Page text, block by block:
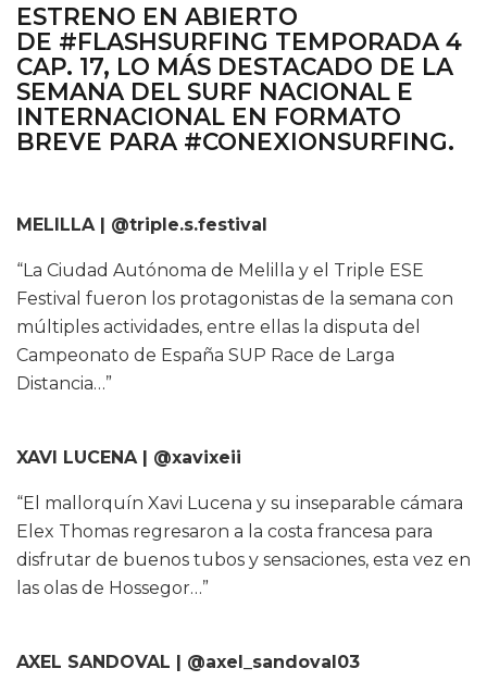
ESTRENO EN ABIERTO
DE #FLASHSURFING TEMPORADA 4
CAP. 17, LO MÁS DESTACADO DE LA
SEMANA DEL SURF NACIONAL E
INTERNACIONAL EN FORMATO
BREVE PARA #CONEXIONSURFING.
MELILLA | @triple.s.festival
“La Ciudad Autónoma de Melilla y el Triple ESE
Festival fueron los protagonistas de la semana con
múltiples actividades, entre ellas la disputa del
Campeonato de España SUP Race de Larga
Distancia…”
XAVI LUCENA | @xavixeii
“El mallorquín Xavi Lucena y su inseparable cámara
Elex Thomas regresaron a la costa francesa para
disfrutar de buenos tubos y sensaciones, esta vez en
las olas de Hossegor…”
AXEL SANDOVAL | @axel_sandoval03